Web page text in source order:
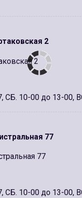
2
2
СБ. 10-00 до 13-00,
77
77
СБ. 10-00 до 13-00,